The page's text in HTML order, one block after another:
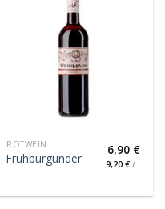
ROTWEIN
Frühburgunder
6,90 €
9,20 €/ l